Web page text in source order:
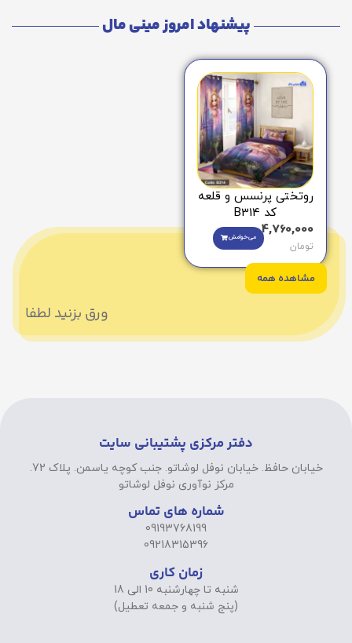
پیشنهاد امروز مینی مال
روتختی پرنسس و قلعه
کد B314
4,760,000
تومان
می‌خوامش
مشاهده همه
ورق بزنید لطفا
دفتر مرکزی پشتیبانی سایت
خیابان حافظ. خیابان نوفل لوشاتو. جنب کوچه یاسمن. پلاک 72.
مرکز نوآوری نوفل لوشاتو
شماره های تماس
09193768199
09218315396
زمان کاری
شنبه تا چهارشنبه 10 الی 18
(پنج شنبه و جمعه تعطیل)